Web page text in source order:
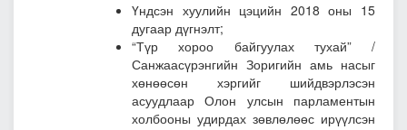
Үндсэн хуулийн цэцийн 2018 оны 15
дугаар дүгнэлт;
“Түр хороо байгуулах тухай” /
Санжаасүрэнгийн Зоригийн амь насыг
хөнөөсөн хэргийг шийдвэрлэсэн
асуудлаар Олон улсын парламентын
холбооны удирдах зөвлөлөөс ирүүлсэн